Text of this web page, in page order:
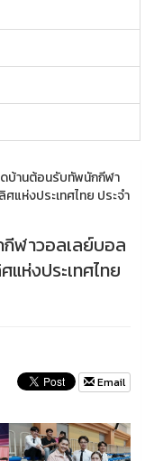
บ้านต้อนรับทัพนักกีฬา
แห่งประเทศไทย ประจำ
ฬาวอลเลย์บอล
แห่งประเทศไทย
Email